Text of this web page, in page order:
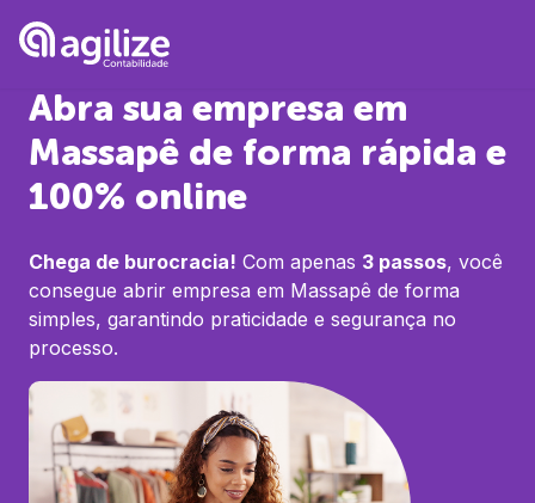
Abra sua empresa em
Massapê de forma rápida e
100% online
Chega de burocracia! Com apenas 3 passos, você
consegue abrir empresa em Massapê de forma
simples, garantindo praticidade e segurança no
processo.